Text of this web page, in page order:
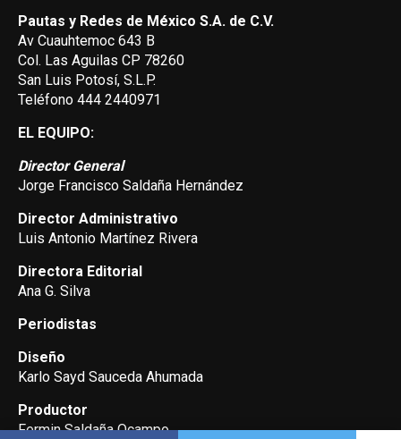
Pautas y Redes de México S.A. de C.V.
Av Cuauhtemoc 643 B
Col. Las Aguilas CP 78260
San Luis Potosí, S.L.P.
Teléfono 444 2440971
EL EQUIPO:
Director General
Jorge Francisco Saldaña Hernández
Director Administrativo
Luis Antonio Martínez Rivera
Directora Editorial
Ana G. Silva
Periodistas
Diseño
Karlo Sayd Sauceda Ahumada
Productor
Fermin Saldaña Ocampo